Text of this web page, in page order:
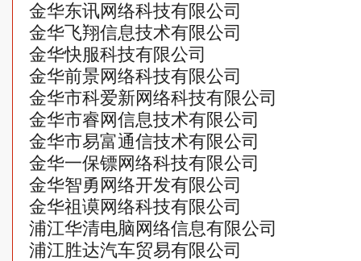
金华东讯网络科技有限公司
金华飞翔信息技术有限公司
金华快服科技有限公司
金华前景网络科技有限公司
金华市科爱新网络科技有限公司
金华市睿网信息技术有限公司
金华市易富通信技术有限公司
金华一保镖网络科技有限公司
金华智勇网络开发有限公司
金华祖谟网络科技有限公司
浦江华清电脑网络信息有限公司
浦江胜达汽车贸易有限公司